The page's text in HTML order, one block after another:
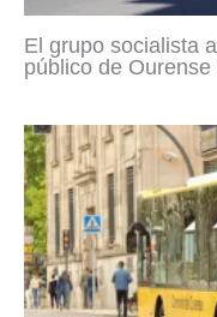
El grupo socialista
público de